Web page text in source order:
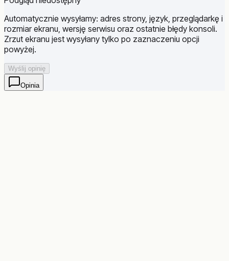
Automatycznie wysyłamy: adres strony, język, przeglądarkę i
rozmiar ekranu, wersję serwisu oraz ostatnie błędy konsoli.
Zrzut ekranu jest wysyłany tylko po zaznaczeniu opcji
powyżej.
Wyślij opinię
Opinia